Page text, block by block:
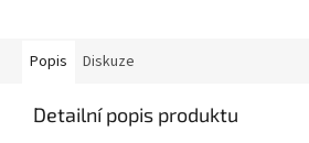
Popis Diskuze
Detailní popis produktu